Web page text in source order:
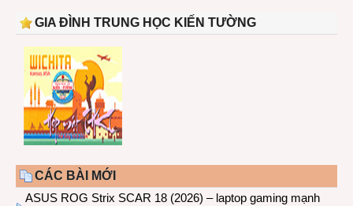
GIA ĐÌNH TRUNG HỌC KIẾN TƯỜNG
CÁC BÀI MỚI
ASUS ROG Strix SCAR 18 (2026) – laptop gaming mạnh